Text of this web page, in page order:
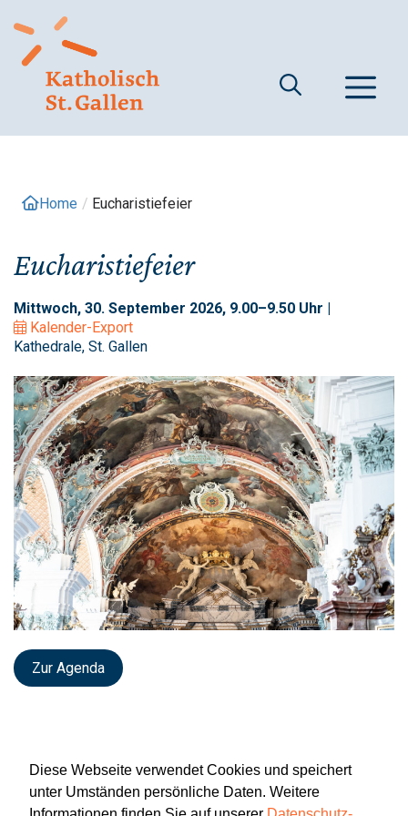
Diese Webseite verwendet Cookies und speichert
unter Umständen persönliche Daten. Weitere
zum
Inhalt
Home / Eucharistiefeier
Eucharistiefeier
Mittwoch, 30. September 2026, 9.00–9.50 Uhr |
Kalender-Export
Kathedrale, St. Gallen
Zur Agenda